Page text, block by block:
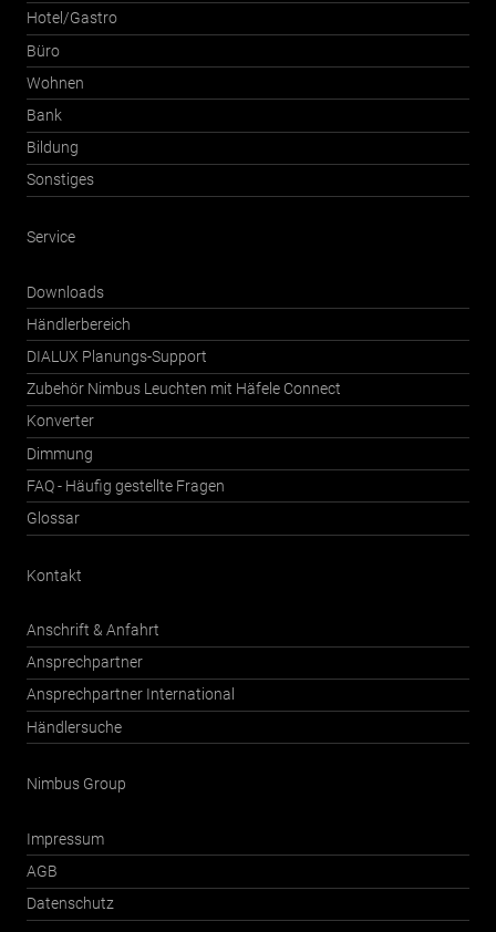
Hotel/Gastro
Büro
Wohnen
Bank
Bildung
Sonstiges
Service
Downloads
Händlerbereich
DIALUX Planungs-Support
Zubehör Nimbus Leuchten mit Häfele Connect
Konverter
Dimmung
FAQ - Häufig gestellte Fragen
Glossar
Kontakt
Anschrift & Anfahrt
Ansprechpartner
Ansprechpartner International
Händlersuche
Nimbus Group
Impressum
AGB
Datenschutz